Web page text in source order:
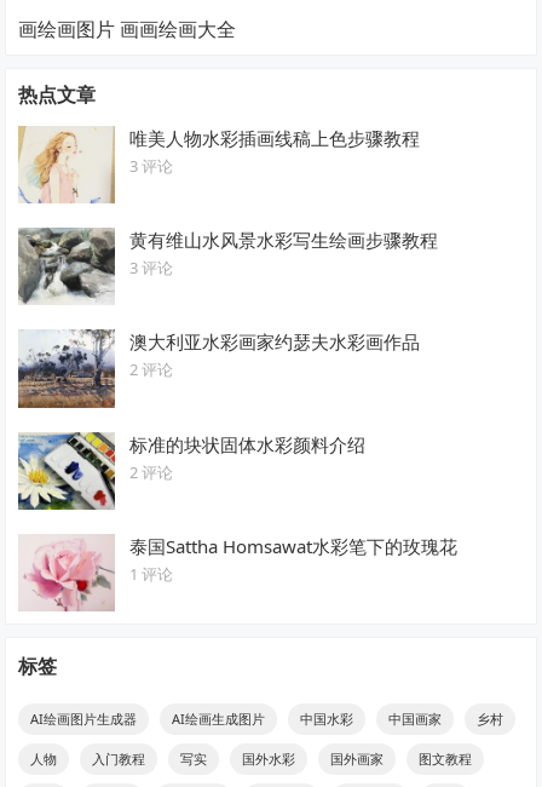
画绘画图片 画画绘画大全
热点文章
唯美人物水彩插画线稿上色步骤教程
3 评论
黄有维山水风景水彩写生绘画步骤教程
3 评论
澳大利亚水彩画家约瑟夫水彩画作品
2 评论
标准的块状固体水彩颜料介绍
2 评论
泰国Sattha Homsawat水彩笔下的玫瑰花
1 评论
标签
AI绘画图片生成器 AI绘画生成图片 中国水彩 中国画家 乡村
人物 入门教程 写实 国外水彩 国外画家 图文教程